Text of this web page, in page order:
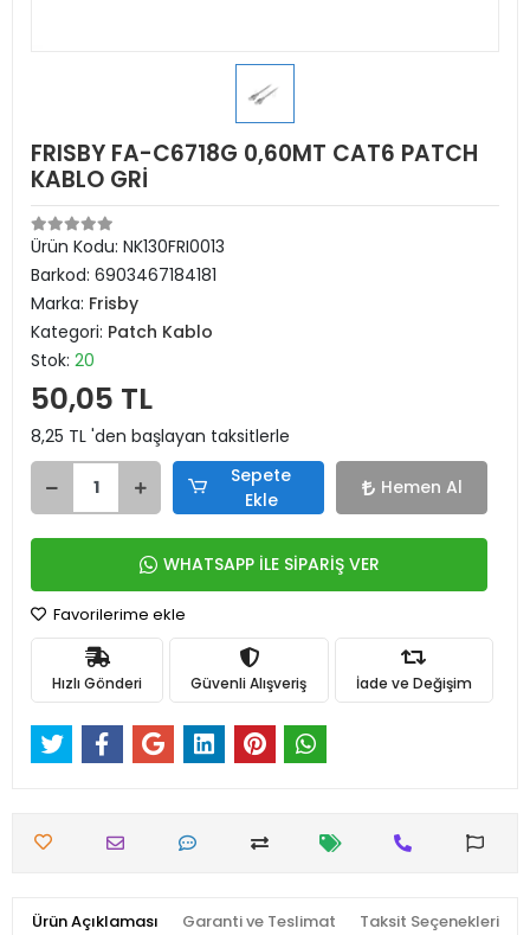
FRISBY FA-C6718G 0,60MT CAT6 PATCH
KABLO GRİ
Ürün Kodu: NK130FRI0013
Barkod: 6903467184181
Marka: Frisby
Kategori: Patch Kablo
Stok: 20
50,05 TL
8,25 TL 'den başlayan taksitlerle
Sepete
Ekle
Hemen Al
WHATSAPP İLE SİPARİŞ VER
Favorilerime ekle
Hızlı Gönderi Güvenli Alışveriş İade ve Değişim
Ürün Açıklaması Garanti ve Teslimat Taksit Seçenekleri